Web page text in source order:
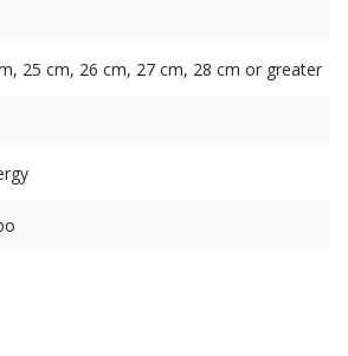
25 cm, 26 cm, 27 cm, 28 cm or greater